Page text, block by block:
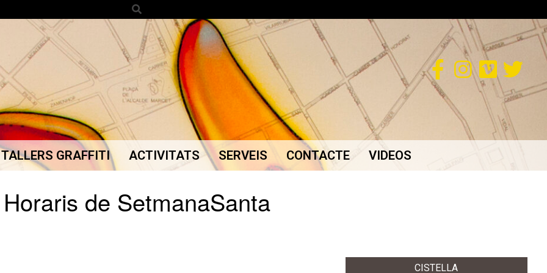
Search
Secondary
Menu
TALLERS GRAFFITI ACTIVITATS SERVEIS CONTACTE VIDEOS
Horaris de SetmanaSanta
CISTELLA